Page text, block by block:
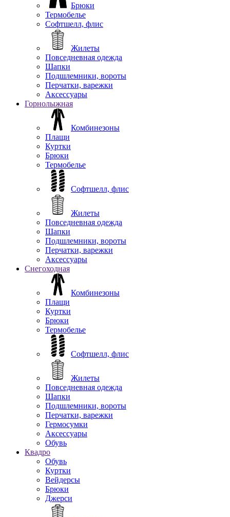
Брюки
Термобелье
Софтшелл, флис
Жилеты
Повседневная одежда
Шапки
Подшлемники, вороты
Перчатки, варежки
Аксессуары
Горнолыжная
Комбинезоны
Плащи
Куртки
Брюки
Термобелье
Софтшелл, флис
Жилеты
Повседневная одежда
Шапки
Подшлемники, вороты
Перчатки, варежки
Аксессуары
Снегоходная
Комбинезоны
Плащи
Куртки
Брюки
Термобелье
Софтшелл, флис
Жилеты
Повседневная одежда
Шапки
Подшлемники, вороты
Перчатки, варежки
Гермосумки
Аксессуары
Обувь
Квадро
Обувь
Куртки
Вейдерсы
Брюки
Джерси